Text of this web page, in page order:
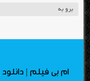
ام بی فیلم |